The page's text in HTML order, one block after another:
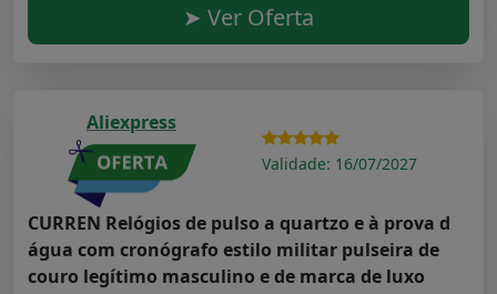
➤ Ver Oferta
Aliexpress
Validade: 16/07/2027
CURREN Relógios de pulso a quartzo e à prova d
água com cronógrafo estilo militar pulseira de
couro legítimo masculino e de marca de luxo